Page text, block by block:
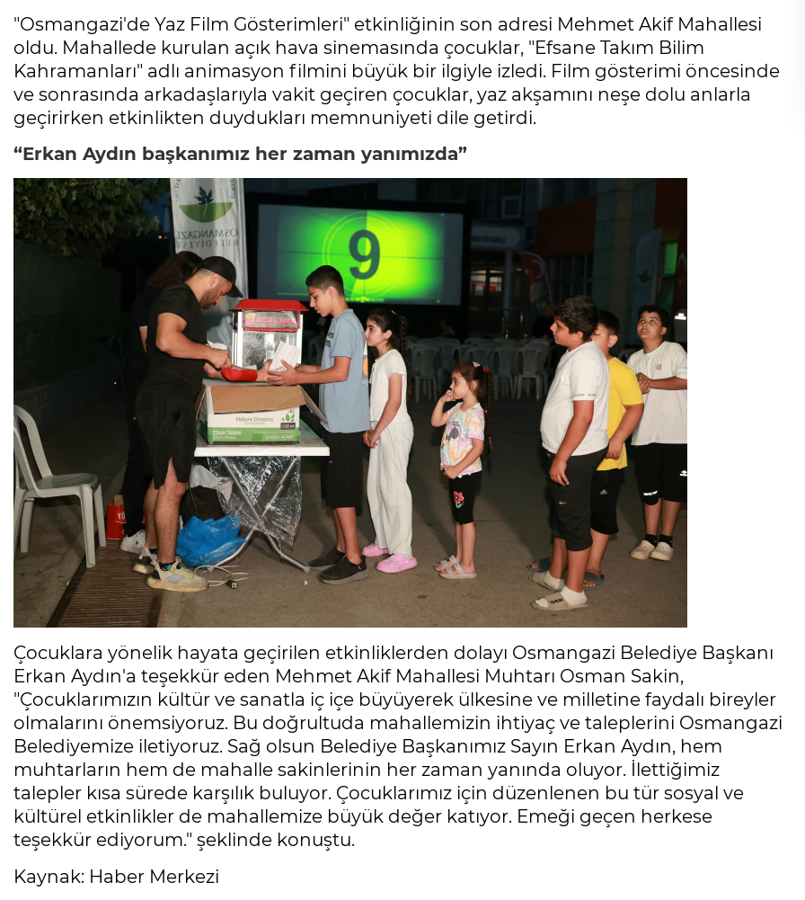
"Osmangazi'de Yaz Film Gösterimleri" etkinliğinin son adresi Mehmet Akif Mahallesi
oldu. Mahallede kurulan açık hava sinemasında çocuklar, "Efsane Takım Bilim
Kahramanları" adlı animasyon filmini büyük bir ilgiyle izledi. Film gösterimi öncesinde
ve sonrasında arkadaşlarıyla vakit geçiren çocuklar, yaz akşamını neşe dolu anlarla
geçirirken etkinlikten duydukları memnuniyeti dile getirdi.
“Erkan Aydın başkanımız her zaman yanımızda”
Çocuklara yönelik hayata geçirilen etkinliklerden dolayı Osmangazi Belediye Başkanı
Erkan Aydın'a teşekkür eden Mehmet Akif Mahallesi Muhtarı Osman Sakin,
"Çocuklarımızın kültür ve sanatla iç içe büyüyerek ülkesine ve milletine faydalı bireyler
olmalarını önemsiyoruz. Bu doğrultuda mahallemizin ihtiyaç ve taleplerini Osmangazi
Belediyemize iletiyoruz. Sağ olsun Belediye Başkanımız Sayın Erkan Aydın, hem
muhtarların hem de mahalle sakinlerinin her zaman yanında oluyor. İlettiğimiz
talepler kısa sürede karşılık buluyor. Çocuklarımız için düzenlenen bu tür sosyal ve
kültürel etkinlikler de mahallemize büyük değer katıyor. Emeği geçen herkese
teşekkür ediyorum." şeklinde konuştu.
Kaynak: Haber Merkezi